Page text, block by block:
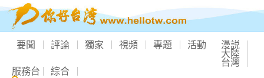
要聞 評論 獨家 視頻 專題 活動 漫説
大陸
台灣
服務台 綜合